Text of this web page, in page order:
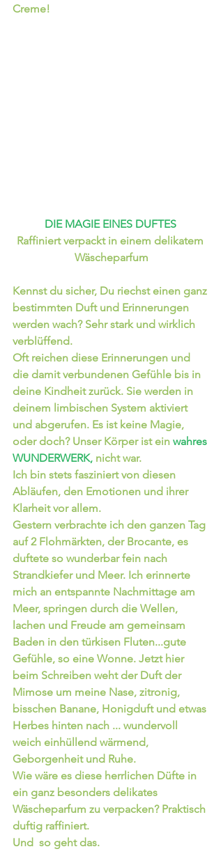
Creme!
DIE MAGIE EINES DUFTES
Raffiniert verpackt in einem delikatem
Wäscheparfum
Kennst du sicher, Du riechst einen ganz
bestimmten Duft und Erinnerungen
werden wach? Sehr stark und wirklich
verblüffend.
Oft reichen diese Erinnerungen und
die damit verbundenen Gefühle bis in
deine Kindheit zurück. Sie werden in
deinem limbischen System aktiviert
und abgerufen. Es ist keine Magie,
oder doch? Unser Körper ist ein wahres
WUNDERWERK, nicht war.
Ich bin stets fasziniert von diesen
Abläufen, den Emotionen und ihrer
Klarheit vor allem.
Gestern verbrachte ich den ganzen Tag
auf 2 Flohmärkten, der Brocante, es
duftete so wunderbar fein nach
Strandkiefer und Meer. Ich erinnerte
mich an entspannte Nachmittage am
Meer, springen durch die Wellen,
lachen und Freude am gemeinsam
Baden in den türkisen Fluten...gute
Gefühle, so eine Wonne. Jetzt hier
beim Schreiben weht der Duft der
Mimose um meine Nase, zitronig,
bisschen Banane, Honigduft und etwas
Herbes hinten nach ... wundervoll
weich einhüllend wärmend,
Geborgenheit und Ruhe.
Wie wäre es diese herrlichen Düfte in
ein ganz besonders delikates
Wäscheparfum zu verpacken? Praktisch
duftig raffiniert.
Und  so geht das.